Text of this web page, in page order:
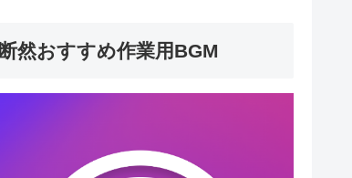
断然おすすめ作業用BGM